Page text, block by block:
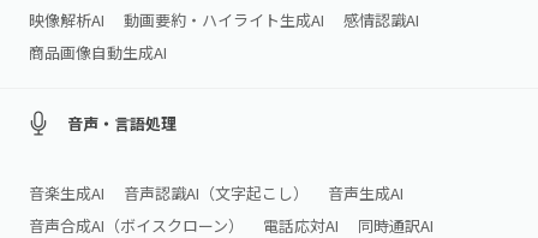
映像解析AI
動画要約・ハイライト生成AI
感情認識AI
商品画像自動生成AI
音声・言語処理
音楽生成AI 音声認識AI（文字起こし）
音声生成AI
音声合成AI（ボイスクローン）
電話応対AI
同時通訳AI